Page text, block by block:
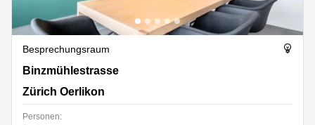
Besprechungsraum
Binzmühlestrasse 170 D, Zürich Oerlikon
Binzmühlestrasse
Zürich Oerlikon
Personen: